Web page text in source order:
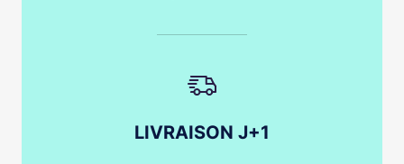
LIVRAISON J+1